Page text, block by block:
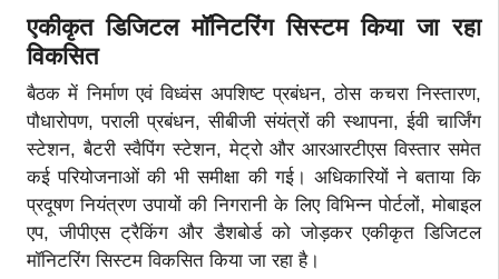
एकीकृत डिजिटल मॉनिटरिंग सिस्टम किया जा रहा
विकसित
बैठक में निर्माण एवं विध्वंस अपशिष्ट प्रबंधन, ठोस कचरा निस्तारण,
पौधारोपण, पराली प्रबंधन, सीबीजी संयंत्रों की स्थापना, ईवी चार्जिंग
स्टेशन, बैटरी स्वैपिंग स्टेशन, मेट्रो और आरआरटीएस विस्तार समेत
कई परियोजनाओं की भी समीक्षा की गई। अधिकारियों ने बताया कि
प्रदूषण नियंत्रण उपायों की निगरानी के लिए विभिन्न पोर्टलों, मोबाइल
एप, जीपीएस ट्रैकिंग और डैशबोर्ड को जोड़कर एकीकृत डिजिटल
मॉनिटरिंग सिस्टम विकसित किया जा रहा है।